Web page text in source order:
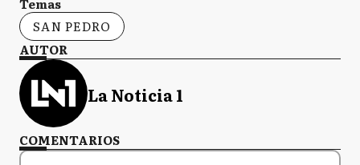
SAN PEDRO
AUTOR
La Noticia 1
COMENTARIOS